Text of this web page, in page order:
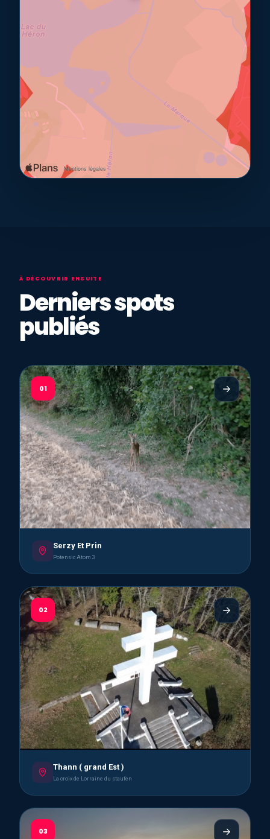
À DÉCOUVRIR ENSUITE
Derniers spots
publiés
01
Serzy Et Prin
Potensic Atom 3
02
Thann ( grand Est )
La croix de Lorraine du staufen
03